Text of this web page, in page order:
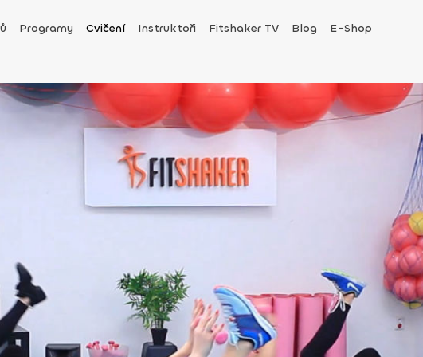
Programy Cvičení Instruktoři Fitshaker TV Blog E-Shop